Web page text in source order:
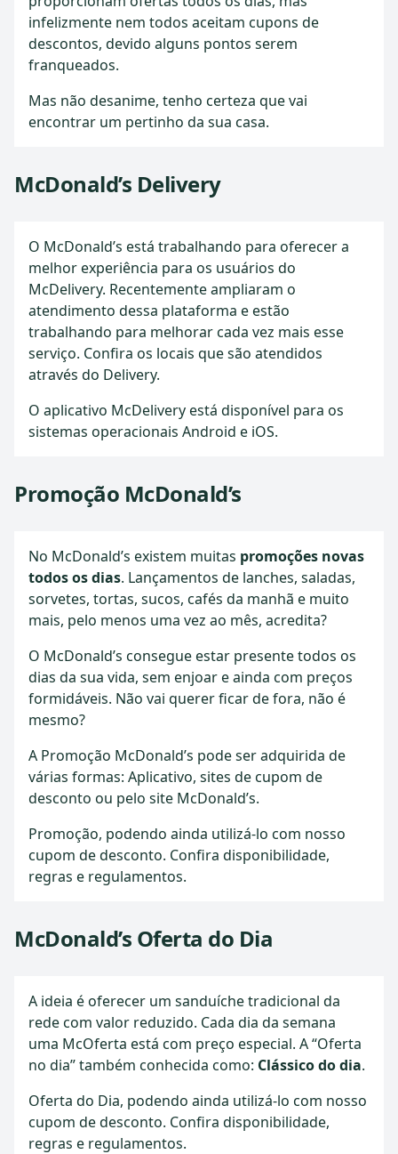
infelizmente nem todos aceitam cupons de
descontos, devido alguns pontos serem
franqueados.
Mas não desanime, tenho certeza que vai
encontrar um pertinho da sua casa.
McDonald’s Delivery
O McDonald’s está trabalhando para oferecer a
melhor experiência para os usuários do
McDelivery. Recentemente ampliaram o
atendimento dessa plataforma e estão
trabalhando para melhorar cada vez mais esse
serviço. Confira os locais que são atendidos
através do Delivery.
O aplicativo McDelivery está disponível para os
sistemas operacionais Android e iOS.
Promoção McDonald’s
No McDonald’s existem muitas promoções novas
todos os dias. Lançamentos de lanches, saladas,
sorvetes, tortas, sucos, cafés da manhã e muito
mais, pelo menos uma vez ao mês, acredita?
O McDonald’s consegue estar presente todos os
dias da sua vida, sem enjoar e ainda com preços
formidáveis. Não vai querer ficar de fora, não é
mesmo?
A Promoção McDonald’s pode ser adquirida de
várias formas: Aplicativo, sites de cupom de
desconto ou pelo site McDonald’s.
Promoção, podendo ainda utilizá-lo com nosso
cupom de desconto. Confira disponibilidade,
regras e regulamentos.
McDonald’s Oferta do Dia
A ideia é oferecer um sanduíche tradicional da
rede com valor reduzido. Cada dia da semana
uma McOferta está com preço especial. A “Oferta
no dia” também conhecida como: Clássico do dia.
Oferta do Dia, podendo ainda utilizá-lo com nosso
cupom de desconto. Confira disponibilidade,
regras e regulamentos.